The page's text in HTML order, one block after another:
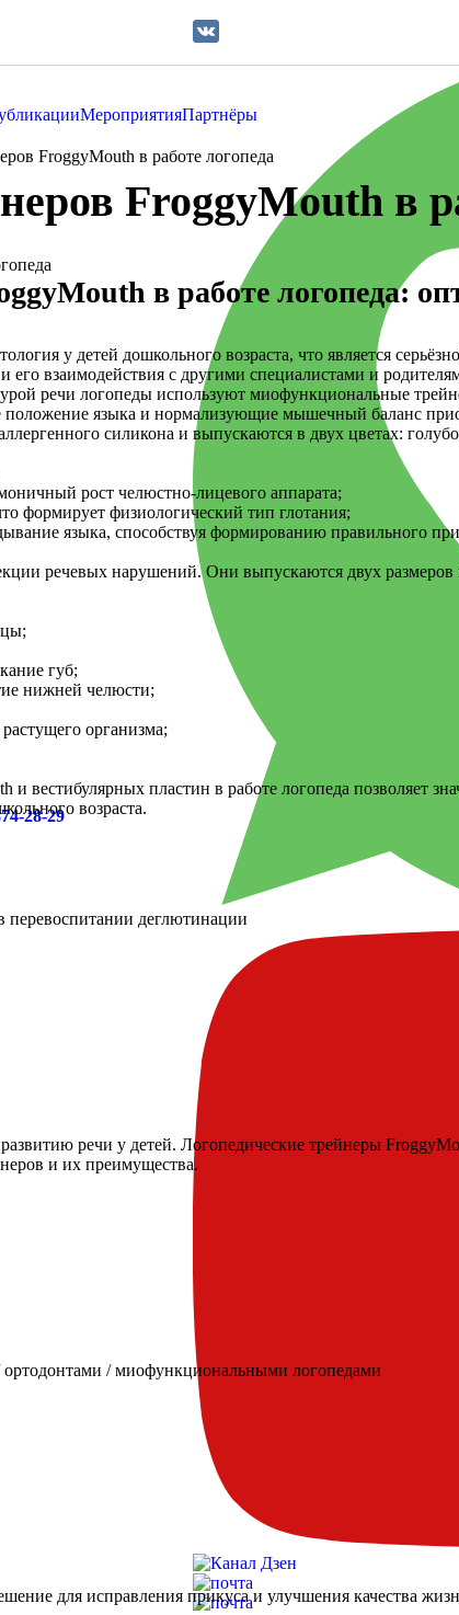
28-29
МероприятияПартнёры
FroggyMouth в работе логопеда
FroggyMouth в
в работе логопеда:
у детей дошкольного возраста, что является
его взаимодействия с другими специалистами и
речи логопеды используют миофункциональные
языка и нормализующие мышечный баланс
силикона и выпускаются в двух цветах:
рост челюстно-лицевого аппарата;
формирует физиологический тип глотания;
языка, способствуя формированию правильного
речевых нарушений. Они выпускаются двух размеров
губ;
нижней челюсти;
организма;
вестибулярных пластин в работе логопеда позволяет
возраста.
деглютинации
речи у детей. Логопедические трейнеры
и их преимущества.
/ миофункциональными логопедами
для исправления прикуса и улучшения качества